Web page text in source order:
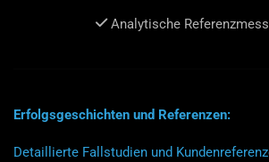
Analytische
Erfolgsgeschichten und Referenzen:
Detaillierte Fallstudien und